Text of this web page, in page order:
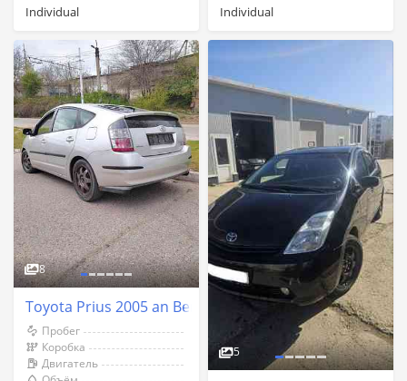
Individual Individual
8
Toyota Prius 2005 an Bender
Пробег
Коробка
Двигатель
5